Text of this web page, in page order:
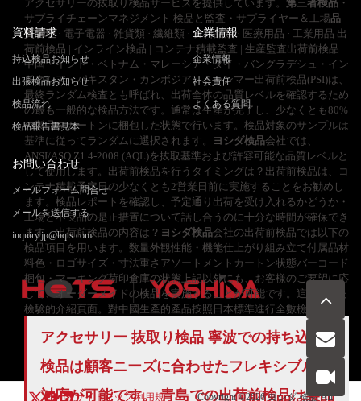
アクセサリーの抜取り検品サービスを提供しています。 第三者検品 ・
サプライチェーンマネジメント 検品と監査・サプライヤー＆工場品
質管理· 電子電器 · 雑貨類 · 繊維類 · 食料品類 · 医療用品 · 工業用品 出
荷前検品 | インライン検品 | コンテナ積載監査 | 生産監査出荷前検品
中国・インド・ベトナム・マレーシア・タイ・バングラデシュ・イン
ドネシア・パキスタン・カンボジア、ミャンマー出荷前検品(PSI)は、
最終ランダム検査とも呼ばれ、出荷全体の品質レベルを確認するため
の最も一般的な検品方法です。通常は生産が完了し、少なくとも80%
の製品をカートンに梱包した状態で行います。検品対象のサンプルは
基準に従ってランダムに選択されます。
ヨシダ検品会社では、
ANSI/ASQ Z1 4-2008 (AQL)を抜取基準および許容可能な品質レベルと
して使用します。出荷前検品を行うタイミングは？出荷前検品は、コ
ンテナ積載予定日の少なくとも2営業日前に実施することをお勧めし
ます。検品レポートを確認し、予定通り出荷を受け入れるかどうか・
工場と不良品の是正措置について話し合うのに十分な時間が確保でき
ます。出荷前検品の内容は？ ヨシダ検品会社の出荷前検品では以下の
検品項目を用います。数量外観性能・機能仕上がり組み立て付属品材
料色・ロゴサイズ・寸法重さアソートメントカートン状態バーコード
梱包・マーキング荷印倉庫の状態上記以外にも、お客様のご要望に応
じて、オーダーメイドの検品を実施することが可能です。這是第三方
檢驗的介紹頁面。對中國生產的產品按照日本標準進行全數檢測。
アクセサリー 抜取り検品 寧波での持ち込み
検品は顧客ニーズに合わせたフレキシブルな
対応が可能です。 青島での出荷前検品は製品
資料請求
持込検品お知らせ
出張検品お知らせ
検品流れ
検品報告書見本
企業情報
企業情報
社会責任
よくある質問
お問い合わせ
メールフォーム問合せ
メールを送信する
inquiry.jp@hqts.com
お電話でのお問い合わせ
お問い合わせ
サイトマップ 利用規 Copyright ©2026ヨシダ 検品All